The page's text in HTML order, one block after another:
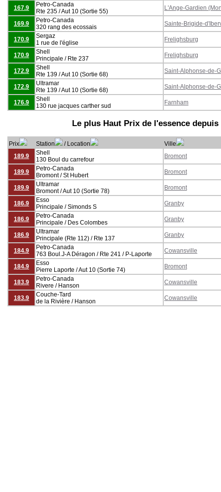
167.9
Petro-Canada
Rte 235 / Aut 10 (Sortie 55)
L'Ange-Gardien
169.9
Petro-Canada
320 rang des ecossais
Sainte-Brigide-
170.9
Sergaz
1 rue de l'église
Frelighsburg
170.9
Shell
Principale / Rte 237
Frelighsburg
172.9
Shell
Rte 139 / Aut 10 (Sortie 68)
Saint-Alphonse-de-
172.9
Ultramar
Rte 139 / Aut 10 (Sortie 68)
Saint-Alphonse-de-
176.9
Shell
130 rue jacques carther sud
Farnham
Le plus Haut Prix de l'essence depuis
Prix Station / Location
Ville
189.9
Shell
130 Boul du carrefour
Bromont
189.9
Petro-Canada
Bromont / St Hubert
Bromont
189.9
Ultramar
Bromont / Aut 10 (Sortie 78)
Bromont
186.9
Esso
Principale / Simonds S
Granby
186.9
Petro-Canada
Principale / Des Colombes
Granby
186.9
Ultramar
Principale (Rte 112) / Rte 137
Granby
184.9
Petro-Canada
763 Boul.J-A Déragon / Rte 241 / P-Laporte
Cowansville
184.9
Esso
Pierre Laporte / Aut 10 (Sortie 74)
Bromont
183.9
Petro-Canada
Rivere / Hanson
Cowansville
183.9
Couche-Tard
de la Rivière / Hanson
Cowansville